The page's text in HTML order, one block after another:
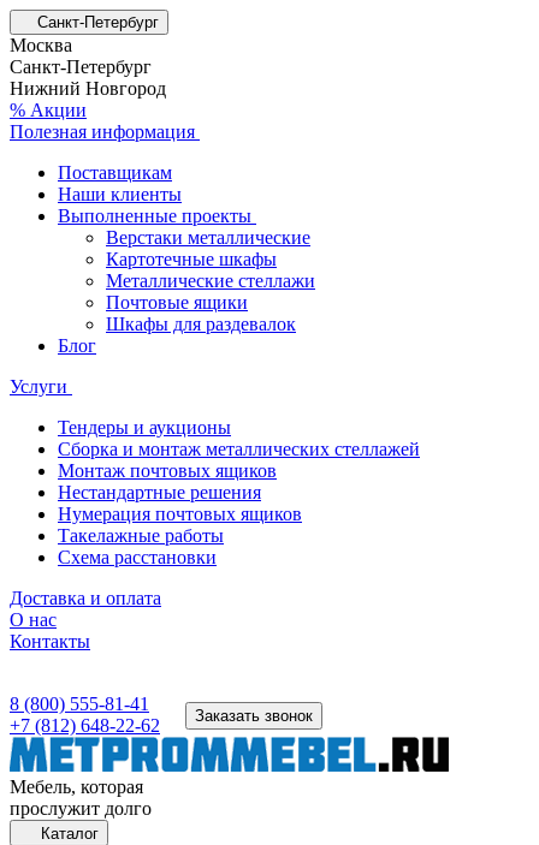
Санкт-Петербург
Москва
Санкт-Петербург
Нижний Новгород
% Акции
Полезная информация
Поставщикам
Наши клиенты
Выполненные проекты
Верстаки металлические
Картотечные шкафы
Металлические стеллажи
Почтовые ящики
Шкафы для раздевалок
Блог
Услуги
Тендеры и аукционы
Сборка и монтаж металлических стеллажей
Монтаж почтовых ящиков
Нестандартные решения
Нумерация почтовых ящиков
Такелажные работы
Схема расстановки
Доставка и оплата
О нас
Контакты
8 (800) 555-81-41
+7 (812) 648-22-62
Заказать звонок
Мебель, которая
прослужит долго
Каталог